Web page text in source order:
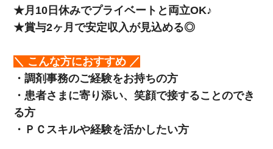
★月10日休みでプライベートと両立OK♪
★賞与2ヶ月で安定収入が見込める◎
＼ こんな方におすすめ ／
・調剤事務のご経験をお持ちの方
・患者さまに寄り添い、笑顔で接することのでき
る方
・ＰＣスキルや経験を活かしたい方